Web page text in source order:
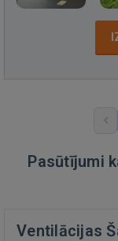
Pasūtījumi
Ventilācijas